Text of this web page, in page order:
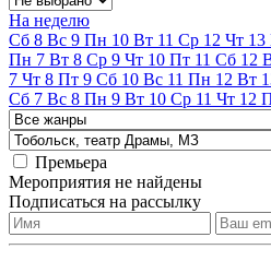
На неделю
Сб 8 Вс 9 Пн 10 Вт 11 Ср 12 Чт 13
Пн 7 Вт 8 Ср 9 Чт 10 Пт 11 Сб 12
7 Чт 8 Пт 9 Сб 10 Вс 11 Пн 12 Вт
Сб 7 Вс 8 Пн 9 Вт 10 Ср 11 Чт 12
Премьера
Мероприятия не найдены
Подписаться на рассылку